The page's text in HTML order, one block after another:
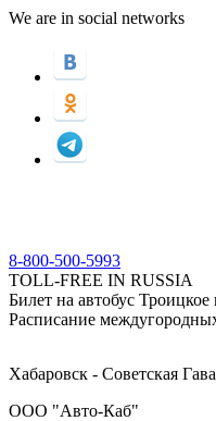
We are in social networks
8-800-500-5993
TOLL-FREE IN RUSSIA
Билет на автобус
Расписание
Хабаровск - Советская
ООО "Авто-Каб"